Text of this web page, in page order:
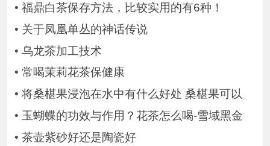
• 福鼎白茶保存方法，比较实用的有6种！
• 关于凤凰单丛的神话传说
• 乌龙茶加工技术
• 常喝茉莉花茶保健康
• 将桑椹果浸泡在水中有什么好处 桑椹果可以
• 玉蝴蝶的功效与作用？花茶怎么喝-雪域黑金
• 茶壶紫砂好还是陶瓷好